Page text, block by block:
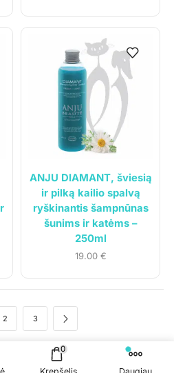
ANJU DIAMANT, šviesią
ir pilką kailio spalvą
ryškinantis šampnūnas
šunims ir katėms –
250ml
19.00 €
2 3
. Visos teisės saugomos.
Čypas.lt
0